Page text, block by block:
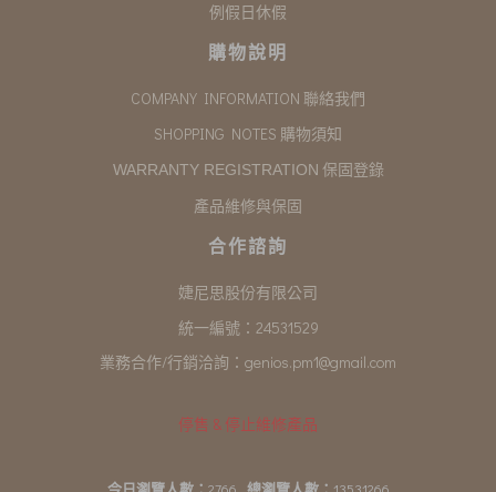
例假日休假
購物說明
COMPANY INFORMATION 聯絡我們
SHOPPING NOTES 購物須知
WARRANTY REGISTRATION 保固登錄
產品維修與保固
合作諮詢
婕尼思股份有限公司
統一編號：24531529
業務合作/行銷洽詢： genios.pm1@gmail.com
停售 & 停止維修產品